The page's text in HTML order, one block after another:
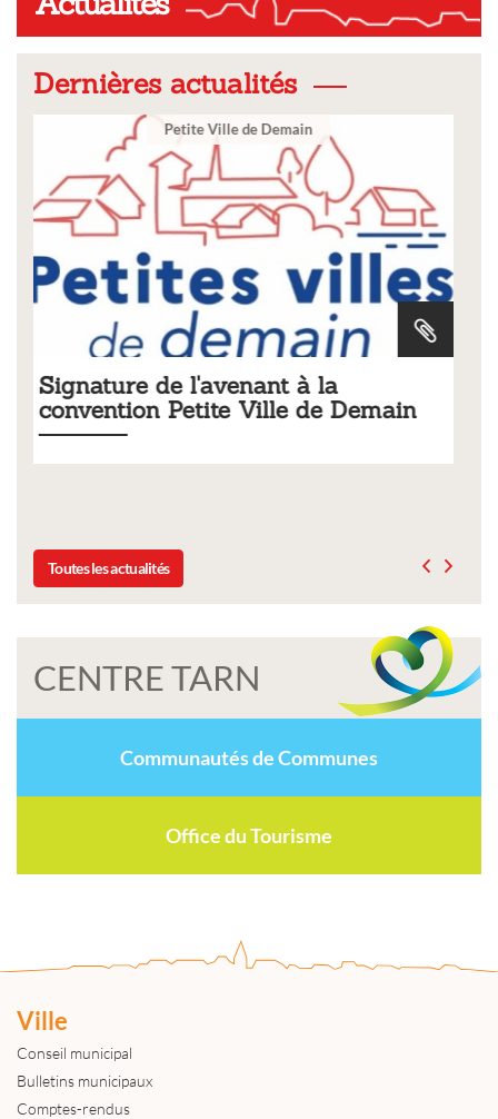
Dernières actualités
Demain
Tarifs 2026 des services
municipaux
Toutes les actualités
CENTRE TARN
Communautés de Communes
Office du Tourisme
Ville
Conseil municipal
Bulletins municipaux
Comptes-rendus